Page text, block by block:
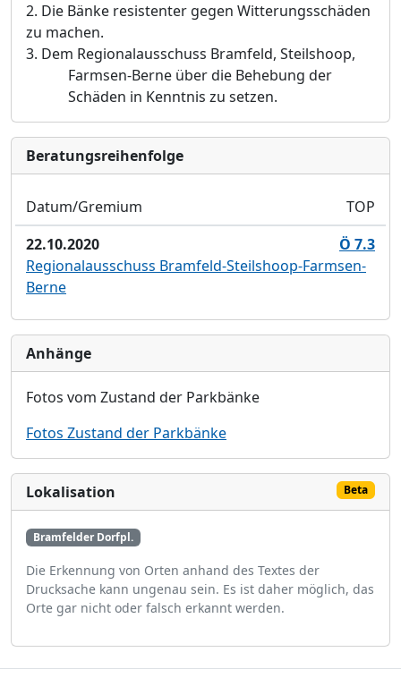
2. Die Bänke resistenter gegen Witterungsschäden
zu machen.
3. Dem Regionalausschuss Bramfeld, Steilshoop,
Farmsen-Berne über die Behebung der
Schäden in Kenntnis zu setzen.
Bera­tungs­reihen­folge
Datum/Gremium
TOP
22.10.2020
Ö 7.3
Regionalausschuss Bramfeld-Steilshoop-Farmsen-
Berne
Anhänge
Fotos vom Zustand der Parkbänke
Fotos Zustand der Parkbänke
Lokalisation Beta
Bramfelder Dorfpl.
Die Erkennung von Orten anhand des Textes der
Drucksache kann ungenau sein. Es ist daher möglich, das
Orte gar nicht oder falsch erkannt werden.